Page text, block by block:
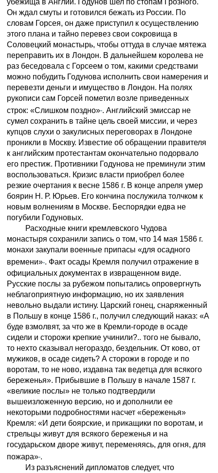
убежища в Англии. Годунов шел по стопам Грозного.
Он ждал смуты и готовился бежать из России. По
словам Горсея, он даже приступил к осуществлению
этого плана и тайно перевез свои сокровища в
Соловецкий монастырь, чтобы оттуда в случае мятежа
переправить их в Лондон. В дальнейшем королева не
раз беседовала с Горсеем о том, какими средствами
можно побудить Годунова исполнить свои намерения и
перевезти деньги и имущество в Лондон. На полях
рукописи сам Горсей пометил возле приведенных
строк: «Слишком поздно» . Английский эмиссар не
сумел сохранить в тайне цель своей миссии, и через
купцов слухи о закулисных переговорах в Лондоне
проникли в Москву. Известие об обращении правителя
к английским протестантам окончательно подорвало
его престиж. Противники Годунова не преминули этим
воспользоваться. Кризис власти приобрел более
резкие очертания к весне 1586 г. В конце апреля умер
боярин Н. Р. Юрьев. Его кончина послужила толчком к
новым волнениям в Москве. Беспорядки едва не
погубили Годуновых.
Расходные книги кремлевского Чудова
монастыря сохранили запись о том, что 14 мая 1586 г.
монахи закупали военные припасы «для осадного
времени» . Факт осады Кремля получил отражение в
официальных документах в извращенном виде.
Русские послы за рубежом попытались опровергнуть
неблагоприятную информацию, но их заявления
невольно выдали истину. Царский гонец, снаряженный
в Польшу в конце 1586 г., получил следующий наказ: «А
буде взмолвят, за что же в Кремли-городе в осаде
сидели и сторожи крепкие учинили?.. того не бывало,
то нехто сказывал негораздо, бездельник. От ково, от
мужиков, в осаде сидеть? А сторожи в городе и по
воротам, то не ново, издавна так ведетца для всякого
береженья». Прибывшие в Польшу в начале 1587 г.
«великие послы» не только подтвердили
вышеизложенную версию, но и дополнили ее
некоторыми подробностями насчет «береженья»
Кремля: «И дети боярские, и прикащики по воротам, и
стрельцы живут для всякого береженья и на
государьском дворе живут, переменяясь, для огня, для
пожара» .
Из разъяснений дипломатов следует, что